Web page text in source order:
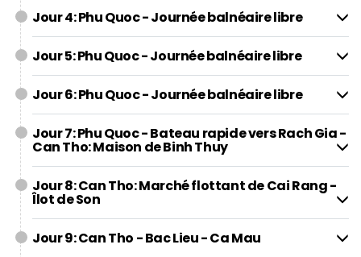
Jour 4: Phu Quoc - Journée balnéaire libre
Jour 5: Phu Quoc - Journée balnéaire libre
Jour 6: Phu Quoc - Journée balnéaire libre
Jour 7: Phu Quoc - Bateau rapide vers Rach Gia -
Can Tho: Maison de Binh Thuy
Jour 8: Can Tho: Marché flottant de Cai Rang -
Îlot de Son
Jour 9: Can Tho - Bac Lieu - Ca Mau